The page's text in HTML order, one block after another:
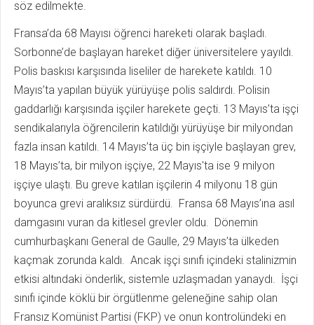
söz edilmekte.
Fransa’da 68 Mayısı öğrenci hareketi olarak başladı.
Sorbonne’de başlayan hareket diğer üniversitelere yayıldı.
Polis baskısı karşısında liseliler de harekete katıldı. 10
Mayıs’ta yapılan büyük yürüyüşe polis saldırdı. Polisin
gaddarlığı karşısında işçiler harekete geçti. 13 Mayıs’ta işçi
sendikalarıyla öğrencilerin katıldığı yürüyüşe bir milyondan
fazla insan katıldı. 14 Mayıs’ta üç bin işçiyle başlayan grev,
18 Mayıs’ta, bir milyon işçiye, 22 Mayıs'ta ise 9 milyon
işçiye ulaştı. Bu greve katılan işçilerin 4 milyonu 18 gün
boyunca grevi aralıksız sürdürdü. Fransa 68 Mayıs’ına asıl
damgasını vuran da kitlesel grevler oldu. Dönemin
cumhurbaşkanı General de Gaulle, 29 Mayıs’ta ülkeden
kaçmak zorunda kaldı. Ancak işçi sınıfı içindeki stalinizmin
etkisi altındaki önderlik, sistemle uzlaşmadan yanaydı. İşçi
sınıfı içinde köklü bir örgütlenme geleneğine sahip olan
Fransız Komünist Partisi (FKP) ve onun kontrolündeki en